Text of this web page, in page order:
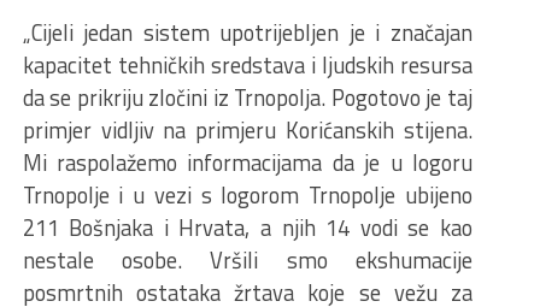
„Cijeli jedan sistem upotrijebljen je i značajan
kapacitet tehničkih sredstava i ljudskih resursa
da se prikriju zločini iz Trnopolja. Pogotovo je taj
primjer vidljiv na primjeru Korićanskih stijena.
Mi raspolažemo informacijama da je u logoru
Trnopolje i u vezi s logorom Trnopolje ubijeno
211 Bošnjaka i Hrvata, a njih 14 vodi se kao
nestale osobe. Vršili smo ekshumacije
posmrtnih ostataka žrtava koje se vežu za